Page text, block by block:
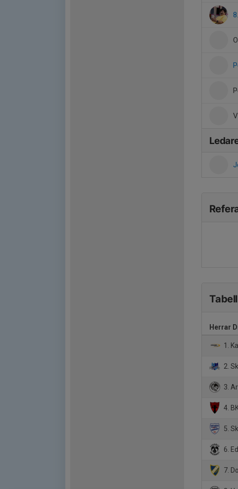
Tabell
Herrar
1.
2.
3.
4.
5.
6.
7.